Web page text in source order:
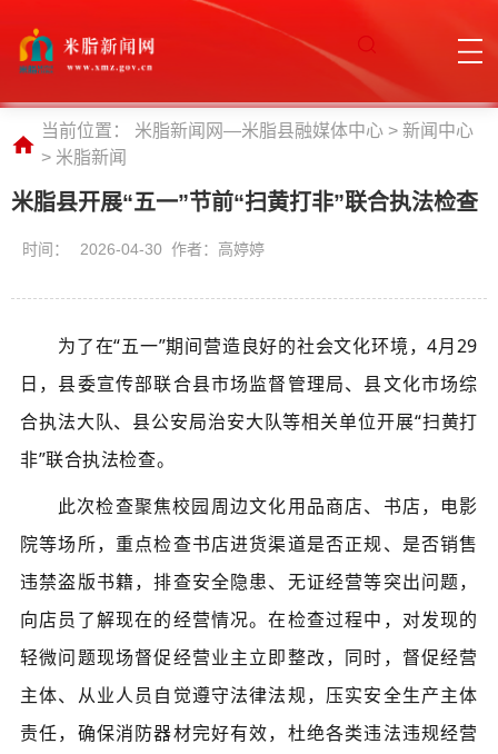
当前位置： 米脂新闻网—米脂县融媒体中心 > 新闻中心
> 米脂新闻
米脂县开展“五一”节前“扫黄打非”联合执法检查
时间： 2026-04-30 作者：高婷婷
为了在“五一”期间营造良好的社会文化环境，4月29
日，县委宣传部联合县市场监督管理局、县文化市场综
合执法大队、县公安局治安大队等相关单位开展“扫黄打
非”联合执法检查。
此次检查聚焦校园周边文化用品商店、书店，电影
院等场所，重点检查书店进货渠道是否正规、是否销售
违禁盗版书籍，排查安全隐患、无证经营等突出问题，
向店员了解现在的经营情况。在检查过程中，对发现的
轻微问题现场督促经营业主立即整改，同时，督促经营
主体、从业人员自觉遵守法律法规，压实安全生产主体
责任，确保消防器材完好有效，杜绝各类违法违规经营